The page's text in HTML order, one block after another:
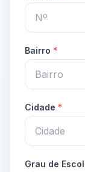
Bairro *
Cidade *
Grau de